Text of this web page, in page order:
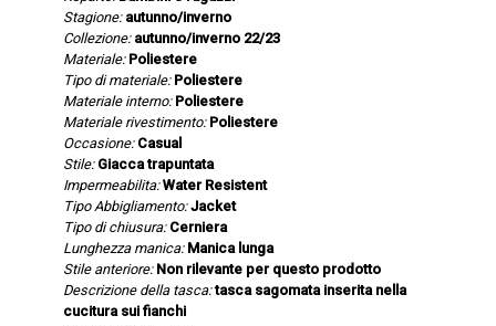
Stagione: autunno/inverno
Collezione: autunno/inverno 22/23
Materiale: Poliestere
Tipo di materiale: Poliestere
Materiale interno: Poliestere
Materiale rivestimento: Poliestere
Occasione: Casual
Stile: Giacca trapuntata
Impermeabilita: Water Resistent
Tipo Abbigliamento: Jacket
Tipo di chiusura: Cerniera
Lunghezza manica: Manica lunga
Stile anteriore: Non rilevante per questo prodotto
Descrizione della tasca: tasca sagomata inserita nella
cucitura sui fianchi